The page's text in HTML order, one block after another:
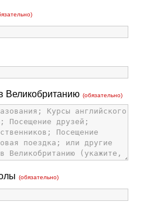
Великобританию (обязательно)
(обязательно)